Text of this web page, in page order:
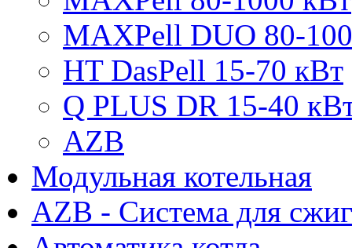
MAXPell DUO 80-
HT DasPell 15-70 кВт
Q PLUS DR 15-40
AZB
Модульная котельная
AZB - Система для